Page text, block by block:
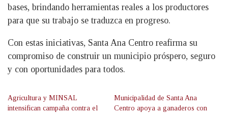
bases, brindando herramientas reales a los productores
para que su trabajo se traduzca en progreso.
Con estas iniciativas, Santa Ana Centro reafirma su
compromiso de construir un municipio próspero, seguro
y con oportunidades para todos.
Agricultura y MINSAL
intensifican campaña contra el
Municipalidad de Santa Ana
Centro apoya a ganaderos con